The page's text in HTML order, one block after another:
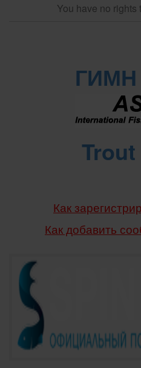
You have no rights
ГИМН
Как
Как добавить